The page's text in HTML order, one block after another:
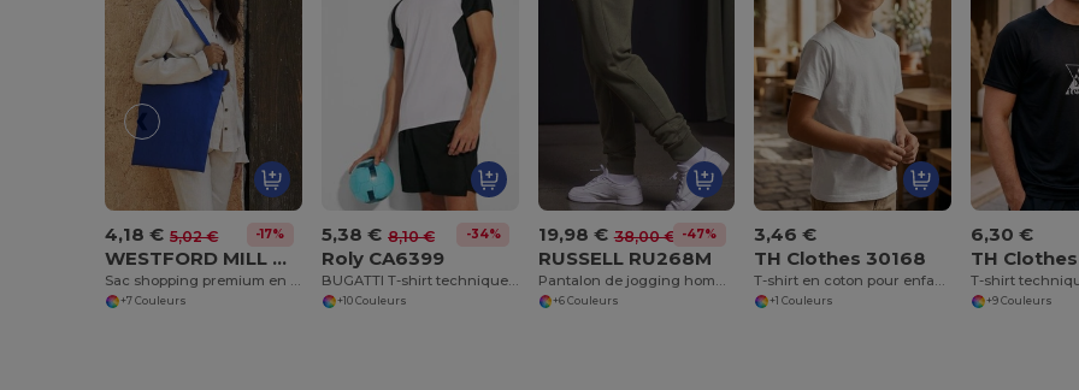
4,18 € 5,02 € -17%
WESTFORD MILL WM261
Sac shopping premium en coton organique
+7 Couleurs
5,38 € 8,10 € -34%
Roly CA6399
BUGATTI T-shirt technique manches courtes raglan
+10 Couleurs
19,98 € 38,00 € -47%
RUSSELL RU268M
Pantalon de jogging homme
+6 Couleurs
3,46 €
TH Clothes 30168
T-shirt en coton pour enfants (unisexe)
+1 Couleurs
6,30 €
TH
+9 Couleurs